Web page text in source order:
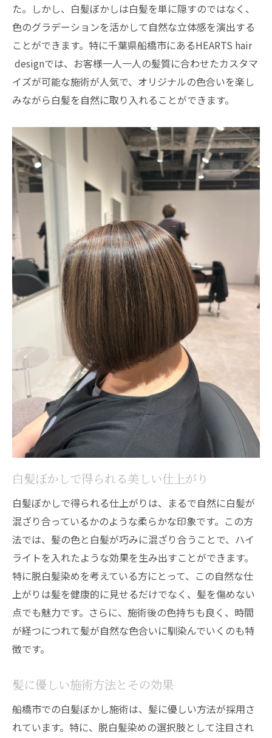
健康的な髪を保つためのコツ
脱白髪染めの持続効果を高める方法
カラーが映える髪のコンディショニング
白髪ぼかしと健康的なヘアケアの関係
色持ちを良くするためのホームケア
あなたに合った色選びの秘訣！船橋市での脱白
髪染めの方法
肌色に合わせたカラー選びのポイント
トレンドカラーと自分らしさの融合
カウンセリングで見つける最適な色
豊富な色味で個性を引き出す
船橋市での色選びの成功例
色選びで失敗しないためのアドバイス
髪に優しい白髪ぼかしとは？船橋市でのサロン
選びのコツ
髪に優しい成分とは何か
信頼できるサロンの選び方
サロンでのカウンセリングの重要性
施術後のアフターサービスをチェック
口コミで選ぶ安心のサロン
プロフェッショナルな技術者の見分け方
自然なツヤを実現！船橋市での脱白髪染めの最
前線
ツヤ感を引き出す施術の特徴
船橋市で体験できる最新技術
自然なツヤを保つ毎日のケア
プロが教えるツヤの秘訣
脱白髪染めで実現する上質な髪
髪と地肌の健康を守るための施策
脱白髪染めで新しい自分を発見！船橋市での実
践術
脱白髪染めで変わるライフスタイル
自分らしさを引き出すカラーリング
船橋市での成功事例から学ぶ
た。しかし、白髪ぼかしは白髪を単に隠すのではなく、
色のグラデーションを活かして自然な立体感を演出する
ことができます。特に千葉県船橋市にあるHEARTS hair
designでは、お客様一人一人の髪質に合わせたカスタマ
イズが可能な施術が人気で、オリジナルの色合いを楽し
みながら白髪を自然に取り入れることができます。
白髪ぼかしで得られる美しい仕上がり
白髪ぼかしで得られる仕上がりは、まるで自然に白髪が
混ざり合っているかのような柔らかな印象です。この方
法では、髪の色と白髪が巧みに混ざり合うことで、ハイ
ライトを入れたような効果を生み出すことができます。
特に脱白髪染めを考えている方にとって、この自然な仕
上がりは髪を健康的に見せるだけでなく、髪を傷めない
点でも魅力です。さらに、施術後の色持ちも良く、時間
が経つにつれて髪が自然な色合いに馴染んでいくのも特
徴です。
髪に優しい施術方法とその効果
船橋市での白髪ぼかし施術は、髪に優しい方法が採用さ
れています。特に、脱白髪染めの選択肢として注目され